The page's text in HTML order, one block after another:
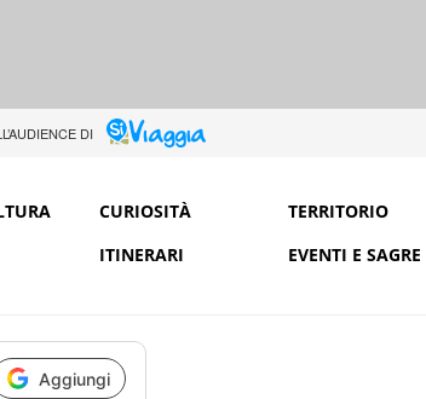
DI
CURIOSITÀ
TERRITORIO
ITINERARI EVENTI E SAGRE
Aggiungi